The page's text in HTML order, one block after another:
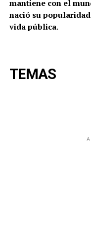
mantiene con el
nació su
vida pública.
TEMAS